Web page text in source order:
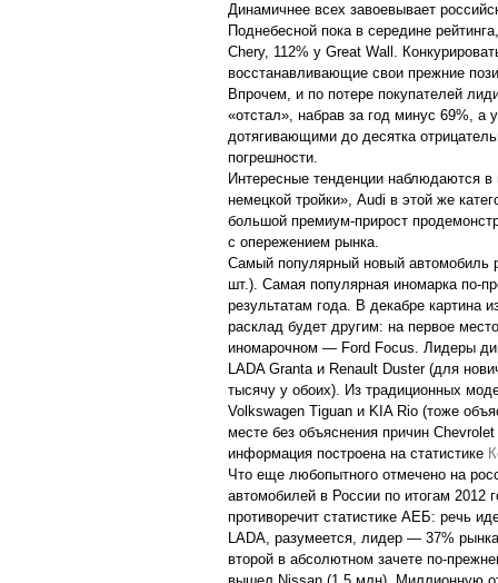
Динамичнее всех завоевывает
Поднебесной пока в середине
Chery, 112% у Great Wall.
восстанавливающие свои прежние
Впрочем, и по потере покупателей
«отстал», набрав за год минус 69%,
дотягивающими до десятка
погрешности.
Интересные тенденции наблюдаются
немецкой тройки», Audi в этой же
большой премиум-прирост
с опережением рынка.
Самый популярный новый автомобиль
шт.). Самая популярная иномарка по-
результатам года. В декабре картина
расклад будет другим: на первое
иномарочном — Ford Focus. Лидеры
LADA Granta и Renault Duster (для
тысячу у обоих). Из традиционных
Volkswagen Tiguan и KIA Rio (тоже
месте без объяснения причин
информация построена на статистике
Что еще любопытного отмечено на
автомобилей в России по итогам
противоречит статистике АЕБ: речь
LADA, разумеется, лидер — 37%
второй в абсолютном зачете по-